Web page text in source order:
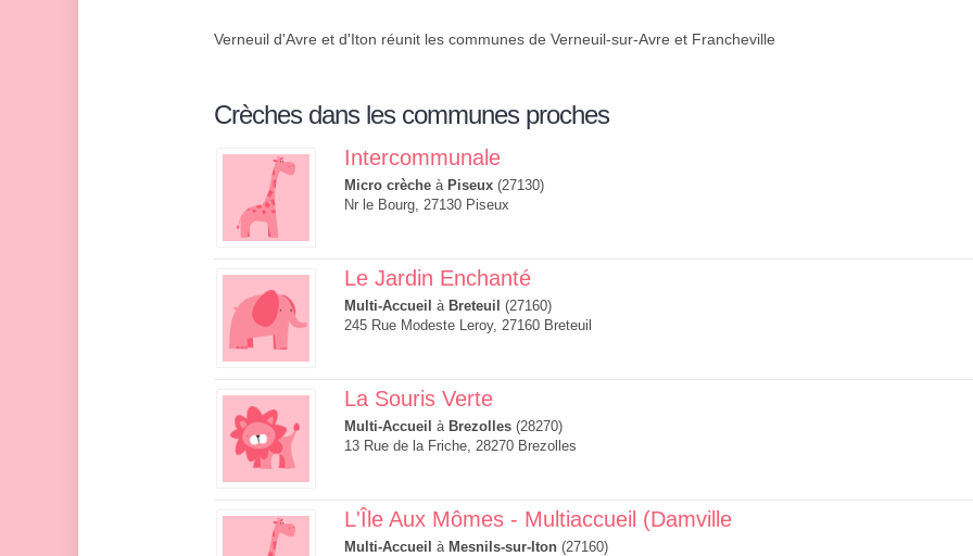
Verneuil d'Avre et d'Iton réunit les communes de Verneuil-sur-Avre et Francheville
Crèches dans les communes proches
Intercommunale
Micro crèche à Piseux (27130)
Nr le Bourg, 27130 Piseux
Le Jardin Enchanté
Multi-Accueil à Breteuil
(27160)
245 Rue Modeste Leroy, 27160 Breteuil
La Souris Verte
Multi-Accueil à Brezolles (28270)
13 Rue de la Friche, 28270 Brezolles
L'Île Aux Mômes - Multiaccueil (Damville
Multi-Accueil à Mesnils-sur-Iton (27160)